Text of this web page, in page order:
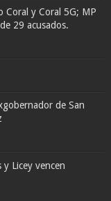
Coral y Coral 5G; MP
29 acusados.
de San
y Licey vencen